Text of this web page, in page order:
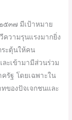
๕๓๗ มีเป้าหมาย
วามรุนแรงมากยิ่ง
ระตุ้นให้คน
ะเข้ามามีส่วนร่วม
รัฐ โดยเฉพาะใน
ของปัจเจกชนและ